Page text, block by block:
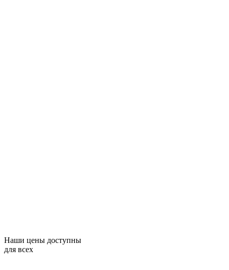
Наши цены доступны
для всех